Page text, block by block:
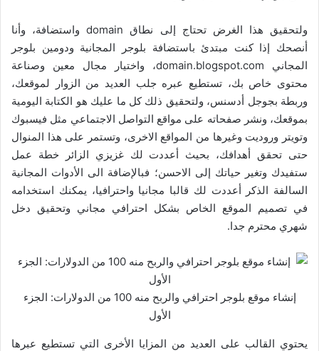
ولتحقيق هذا الغرض تحتاج إلى نطاق domain واستضافة، وأنا
أنصحك إذا كنت مبتدئ باستضافة بلوجر المجانية ودومين بلوجر
المجاني domain.blogspot.com، واختيار مجال معين وصناعة
محتوى خاص بك، تستطيع عبره جلب العديد من الزوار لموقعك،
وربطة بجوجل أدسنس، ولتحقيق ذلك كل ما عليك هو الكتابة اليومية
بموقعك، ونشر صفحاته على مواقع التواصل الاجتماعي مثل فيسبوك
وتويتر وروديت وغيرها من المواقع الاخرى، وتستمر على هذا المنوال
حتى تحقق أهدافك، بحيث أعددت لك غزيزي الزائر خطة عمل
ستفيدك وتغير حياتك إلى الاحسن؛ فبالإضافة الى الأدوات المجانية
السالفة الذكر أعددت لك قالبا مجانيا واحترافيا، يمكنك استخدامه
في تصميم الموقع الخاص بشكل احترافي مجاني وتحقيق دخل
شهري محترم جدا.
إنشاء موقع بلوجر احترافي والربح منه 100 من الدولارات: الجزء
الأول
يحتوي القالب على العديد من المزايا الأخرى التي تستطيع عبرها